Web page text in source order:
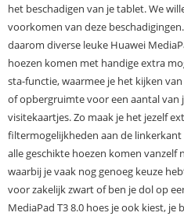
het beschadigen van je tablet. We
voorkomen van deze
daarom diverse leuke Huawei
hoezen komen met handige extra
sta-functie, waarmee je het kijken
of opbergruimte voor een aantal van
visitekaartjes. Zo maak je het jezelf
filtermogelijkheden aan de
alle geschikte hoezen komen vanzelf
waarbij je vaak nog genoeg keuze
voor zakelijk zwart of ben je dol op
MediaPad T3 8.0 hoes je ook kiest, je